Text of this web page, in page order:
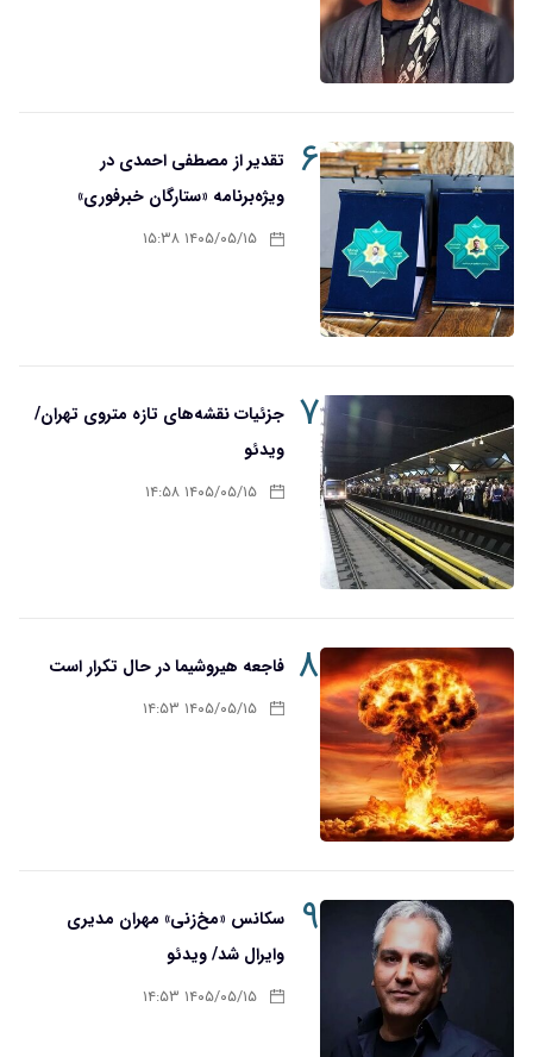
۶
تقدیر از مصطفی احمدی در
ویژه‌برنامه «ستارگان خبرفوری»
۱۴۰۵/۰۵/۱۵ ۱۵:۳۸
۷ جزئیات نقشه‌های تازه متروی تهران/
ویدئو
۱۴۰۵/۰۵/۱۵ ۱۴:۵۸
۸ فاجعه هیروشیما در حال تکرار است
۱۴۰۵/۰۵/۱۵ ۱۴:۵۳
۹
سکانس «مخ‌زنی» مهران مدیری
وایرال شد/ ویدئو
۱۴۰۵/۰۵/۱۵ ۱۴:۵۳